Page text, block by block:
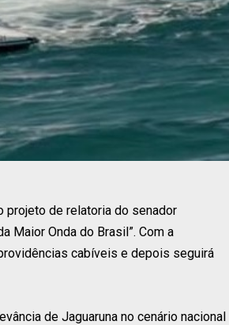
projeto de relatoria do senador
Maior Onda do Brasil”. Com a
cabíveis e depois seguirá
de Jaguaruna no cenário nacional